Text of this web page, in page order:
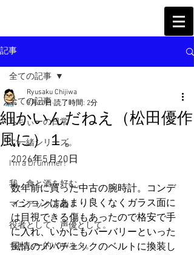
記事
全ての記事
ちぢぃーの日常
ご一緒シリーズ。
I'm a Drummer!
我、食と酒を好む。
マニアック万歳！
役者として、声優として。
ちぢぃー的VOWネタ。
全ての記事
細かいんだねえ（松田優作
風に）１。
Ryusaku Chijiwa
5月20日 読了時間: 2分
2026年5月20日
数年前に買った中古の腕時計。コンデ
ィションはあまり良くなくガラス面に
は目視できる傷もあったので格安で手
に入れ、いかにもバーバリーといった
風情のノバチェックのベルトに換装し